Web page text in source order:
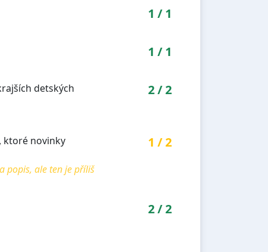
1 / 1
1 / 1
detských
2/2
ktoré novinky
popis, ale ten je příliš
1 /2
2/2